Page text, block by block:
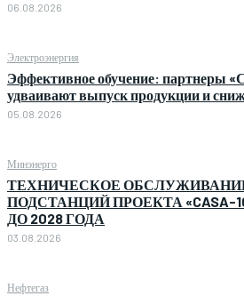
06.08.2026
Электроэнергия
Эффективное обучение: партнеры
удваивают выпуск продукции и
05.08.2026
Минэнерго
ТЕХНИЧЕСКОЕ
ПОДСТАНЦИЙ ПРОЕКТА «CASA-
ДО 2028 ГОДА
03.08.2026
Нефтегаз